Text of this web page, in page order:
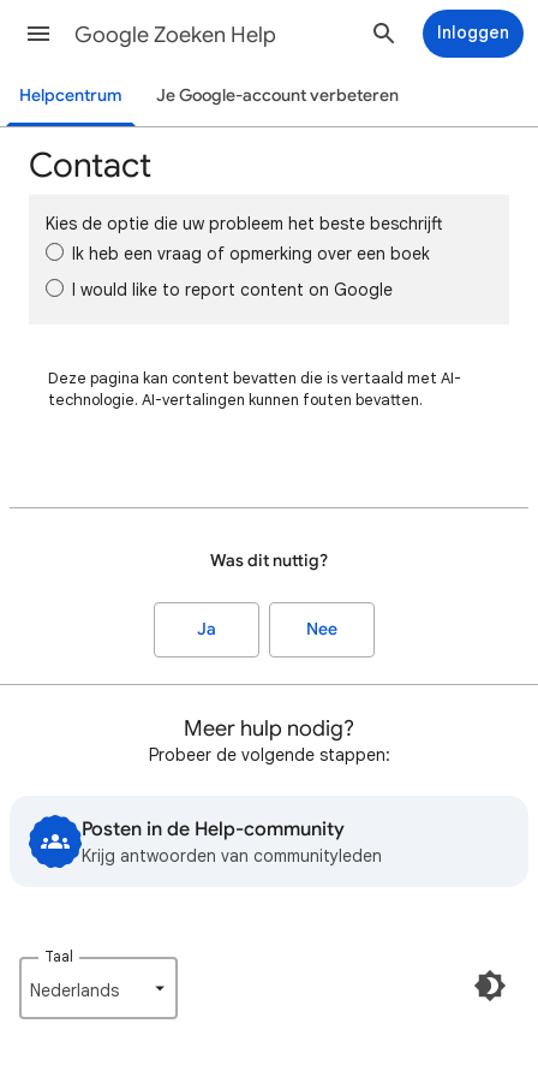
Google Zoeken Help Inloggen
Helpcentrum Je Google-account verbeteren
Contact
Kies de optie die uw probleem het beste beschrijft
Ik heb een vraag of opmerking over een boek
I would like to report content on Google
Deze pagina kan content bevatten die is vertaald met AI-
technologie. AI-vertalingen kunnen fouten bevatten.
Was dit nuttig?
Ja Nee
Meer hulp nodig?
Probeer de volgende stappen:
Posten in de Help-community
Krijg antwoorden van communityleden
Taal
Nederlands‎